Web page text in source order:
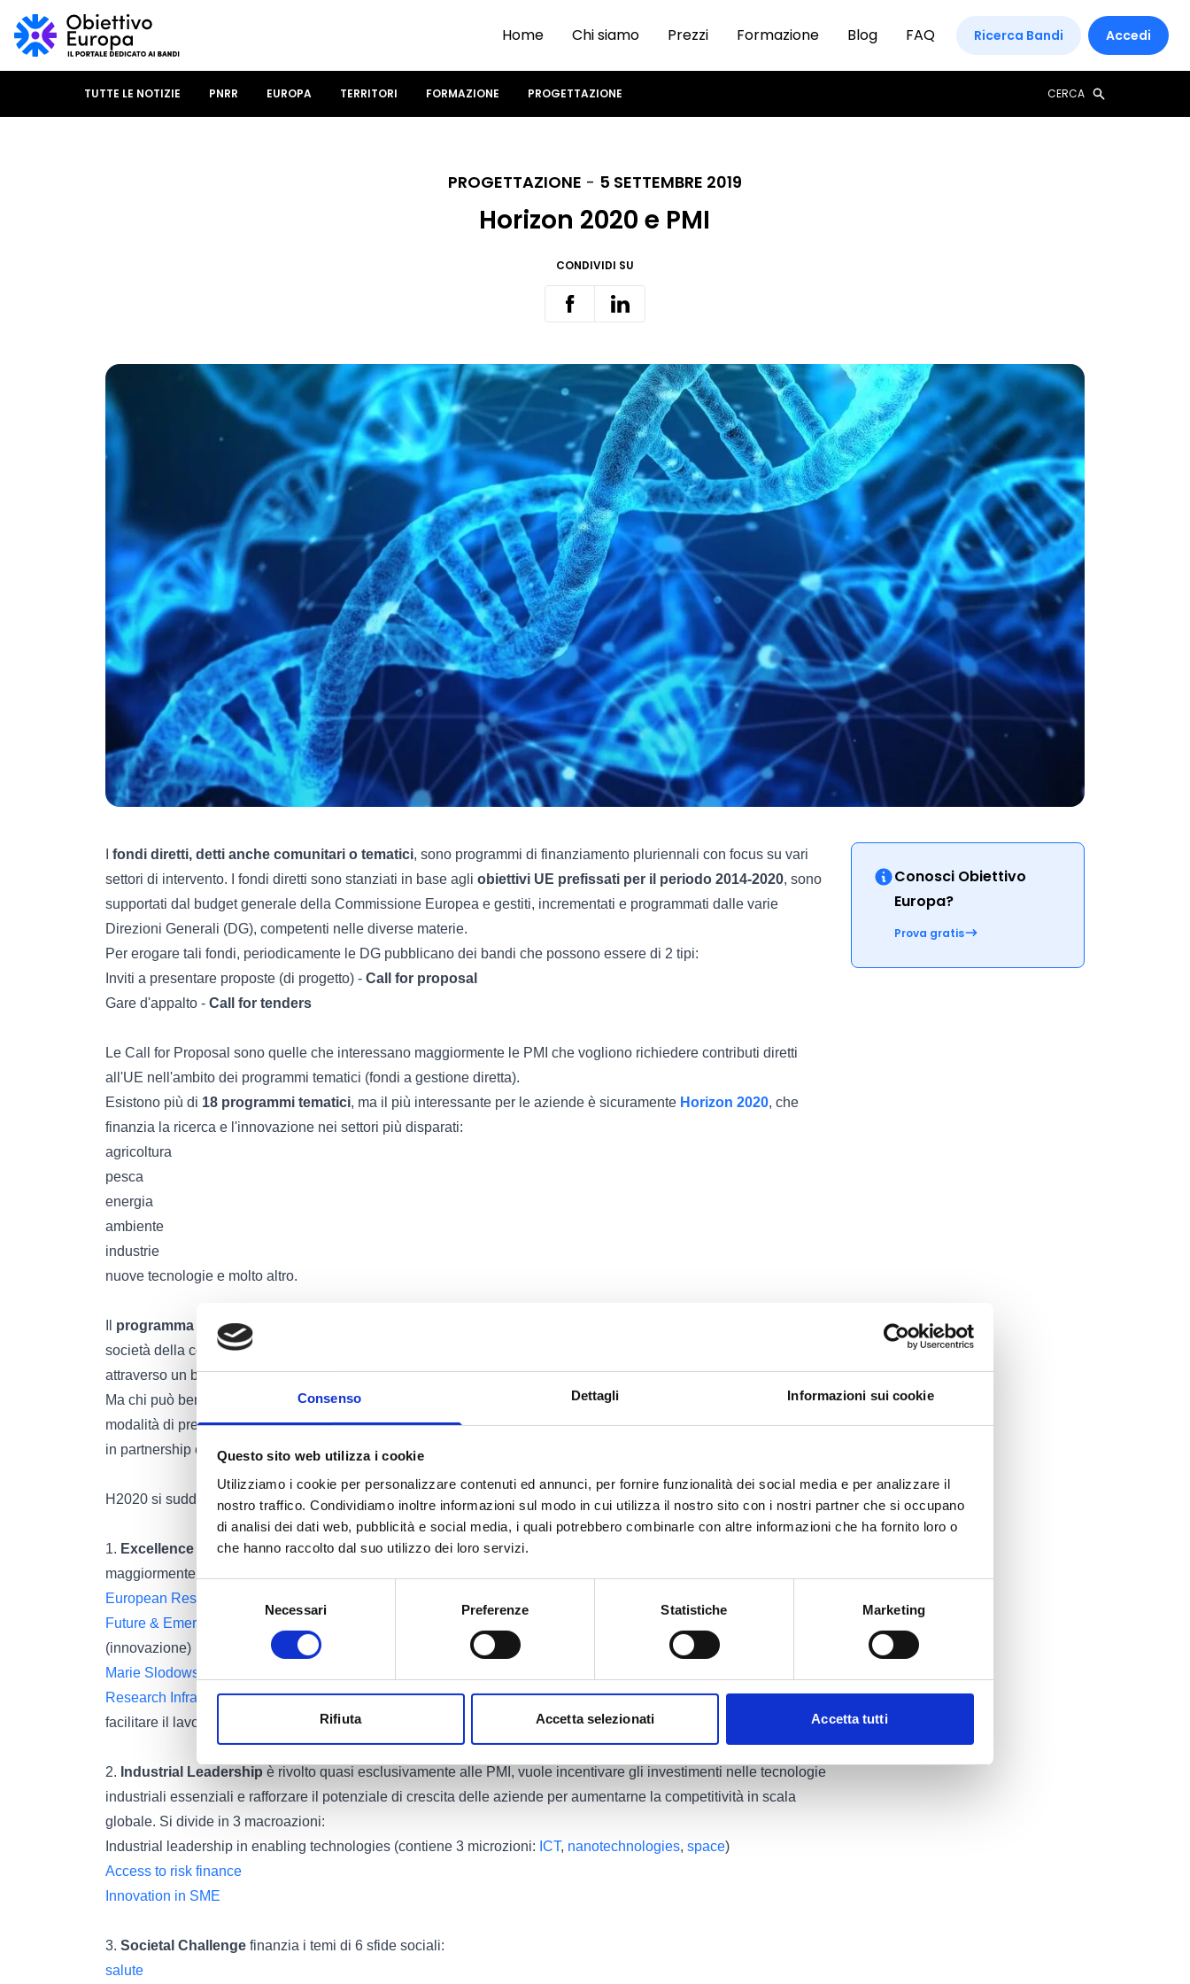
Consenso Dettagli Informazioni sui cookie
Questo sito web utilizza i cookie
Utilizziamo i cookie per personalizzare contenuti ed annunci, per fornire funzionalità dei social media e per analizzare il
nostro traffico. Condividiamo inoltre informazioni sul modo in cui utilizza il nostro sito con i nostri partner che si occupano
di analisi dei dati web, pubblicità e social media, i quali potrebbero combinarle con altre informazioni che ha fornito loro o
che hanno raccolto dal suo utilizzo dei loro servizi.
Necessari Preferenze Statistiche Marketing
Rifiuta Accetta selezionati Accetta tutti
Home Chi siamo Prezzi Formazione Blog FAQ Ricerca Bandi Accedi
TUTTE LE NOTIZIE PNRR EUROPA TERRITORI FORMAZIONE PROGETTAZIONE CERCA
PROGETTAZIONE - 5 SETTEMBRE 2019
Horizon 2020 e PMI
CONDIVIDI SU
fondi diretti, detti anche comunitari o tematici, sono programmi di finanziamento pluriennali con focus su vari
settori di intervento. I fondi diretti sono stanziati in base agli obiettivi UE prefissati per il periodo 2014-2020, sono
supportati dal budget generale della Commissione Europea e gestiti, incrementati e programmati dalle varie
Direzioni Generali (DG), competenti nelle diverse materie.
Per erogare tali fondi, periodicamente le DG pubblicano dei bandi che possono essere di 2 tipi:
Inviti a presentare proposte (di progetto) - Call for proposal
Gare d'appalto - Call for tenders
Le Call for Proposal sono quelle che interessano maggiormente le PMI che vogliono richiedere contributi diretti
all'UE nell'ambito dei programmi tematici (fondi a gestione diretta).
Esistono più di 18 programmi tematici, ma il più interessante per le aziende è sicuramente Horizon 2020, che
finanzia la ricerca e l'innovazione nei settori più disparati:
agricoltura
pesca
energia
ambiente
industrie
nuove tecnologie e molto altro.
programma Horizon 2020
società della conoscenza che punti all'innovazione e a un'economia più competitiva su scala continentale,
attraverso un budget di circa80 miliardi di euro.
Ma chi può beneficiare di questo programma? Possono richiedere i fondi
PMI,Università
. La
modalità di presentazione dei progetti è variabile: una PMI può richiedere finanziamenti in forma singola, ma anche
in partnership con università, enti pubblici o PMI di altri Stati Membri.
H2020 si suddivide in 3 pilastri
1. Excellence Sciencemira ad elevare l'eccellenza della ricerca scientifica europea (si rivolge quindi
maggiormente a università e ricercatori) e si divide in 4 macroazioni:
European Research Council
Future & Emerging Technologies
(innovazione)
Marie Slodowska Curie Actions
Research Infrastructures: finanziamento di infrastrutture informative, elettroniche e di rete al livello mondiale, per
facilitare il lavoro dei ricercatori
2. Industrial Leadership è rivolto quasi esclusivamente alle PMI, vuole incentivare gli investimenti nelle tecnologie
industriali essenziali e rafforzare il potenziale di crescita delle aziende per aumentarne la competitività in scala
globale. Si divide in 3 macroazioni:
Industrial leadership in enabling technologies (contiene 3 microzioni: ICT, nanotechnologies, space)
Access to risk finance
Innovation in SME
3. Societal Challenge finanzia i temi di 6 sfide sociali:
salute
Conosci Obiettivo
Europa?
Prova gratis